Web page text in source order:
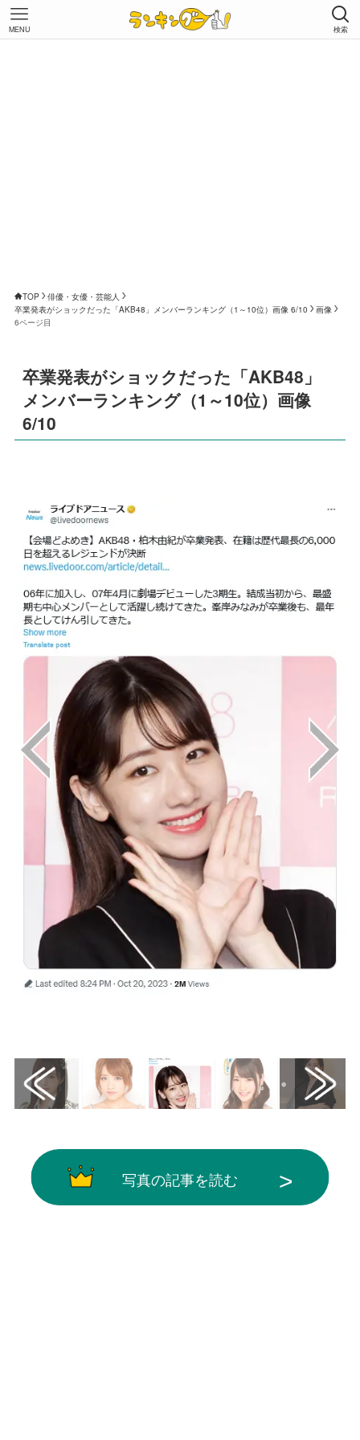
検索
MENU
TOP
俳優・女優・芸能人
卒業発表がショックだった「AKB48」メンバーランキング（1～10位）画像 6/10
画像
6ページ目
卒業発表がショックだった「AKB48」
メンバーランキング（1～10位）画像
6/10
写真の記事を読む